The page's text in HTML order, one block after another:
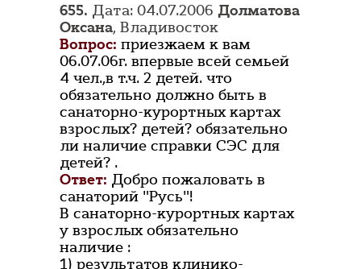
655. Дата: 04.07.2006 Долматова
Оксана, Владивосток
Вопрос: приезжаем к вам
06.07.06г. впервые всей семьей
4 чел.,в т.ч. 2 детей. что
обязательно должно быть в
санаторно-курортных картах
взрослых? детей? обязательно
ли наличие справки СЭС для
детей? .
Ответ: Добро пожаловать в
санаторий "Русь"!
В санаторно-курортных картах
у взрослых обязательно
наличие :
1) результатов клинико-